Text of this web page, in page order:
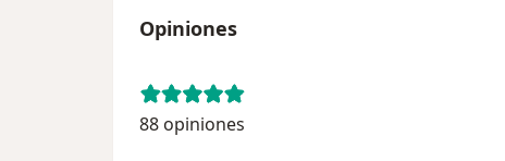
Opiniones
88 opiniones